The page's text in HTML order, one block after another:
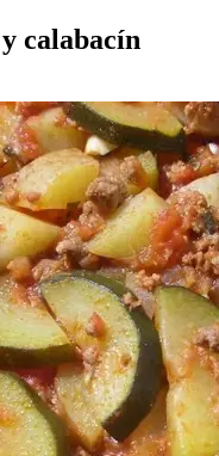
calabacín